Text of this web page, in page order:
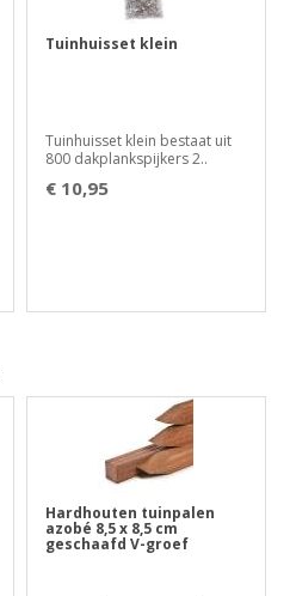
Tuinhuisset klein
Tuinhuisset klein bestaat uit
800 dakplankspijkers 2..
€ 10,95
Hardhouten tuinpalen
azobé 8,5 x 8,5 cm
geschaafd V-groef